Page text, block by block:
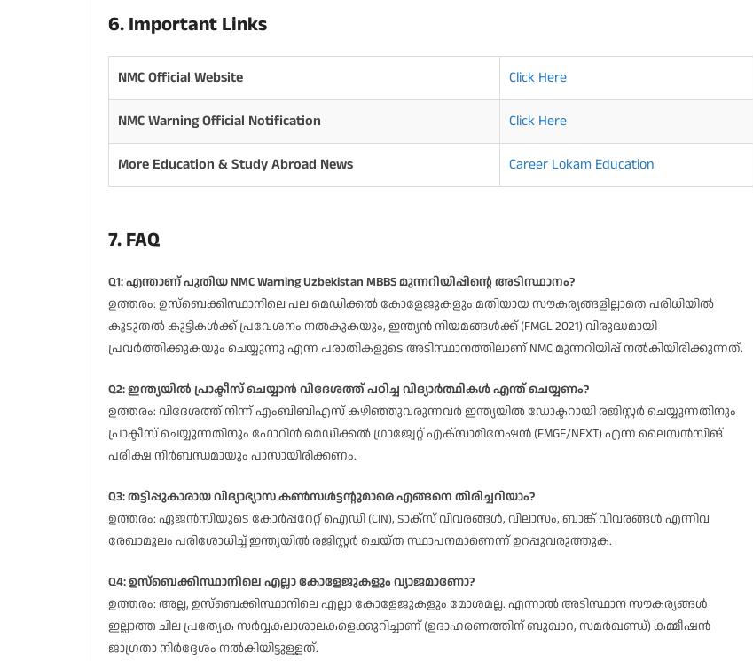
6. Important Links
NMC Official Website Click Here
NMC Warning Official Notification Click Here
More Education & Study Abroad News Career Lokam Education
7. FAQ
Q1: എന്താണ് പുതിയ NMC Warning Uzbekistan MBBS മുന്നറിയിപ്പിന്റെ അടിസ്ഥാനം?
ഉത്തരം: ഉസ്‌ബെക്കിസ്ഥാനിലെ പല മെഡിക്കൽ കോളേജുകളും മതിയായ സൗകര്യങ്ങളില്ലാതെ പരിധിയിൽ
കൂടുതൽ കുട്ടികൾക്ക് പ്രവേശനം നൽകുകയും, ഇന്ത്യൻ നിയമങ്ങൾക്ക് (FMGL 2021) വിരുദ്ധമായി
പ്രവർത്തിക്കുകയും ചെയ്യുന്നു എന്ന പരാതികളുടെ അടിസ്ഥാനത്തിലാണ് NMC മുന്നറിയിപ്പ് നൽകിയിരിക്കുന്നത്.
Q2: ഇന്ത്യയിൽ പ്രാക്ടീസ് ചെയ്യാൻ വിദേശത്ത് പഠിച്ച വിദ്യാർത്ഥികൾ എന്ത് ചെയ്യണം?
ഉത്തരം: വിദേശത്ത് നിന്ന് എംബിബിഎസ് കഴിഞ്ഞുവരുന്നവർ ഇന്ത്യയിൽ ഡോക്ടറായി രജിസ്റ്റർ ചെയ്യുന്നതിനും
പ്രാക്ടീസ് ചെയ്യുന്നതിനും ഫോറിൻ മെഡിക്കൽ ഗ്രാജ്വേറ്റ് എക്സാമിനേഷൻ (FMGE/NEXT) എന്ന ലൈസൻസിങ്
പരീക്ഷ നിർബന്ധമായും പാസായിരിക്കണം.
Q3: തട്ടിപ്പുകാരായ വിദ്യാഭ്യാസ കൺസൾട്ടന്റുമാരെ എങ്ങനെ തിരിച്ചറിയാം?
ഉത്തരം: ഏജൻസിയുടെ കോർപ്പറേറ്റ് ഐഡി (CIN), ടാക്സ് വിവരങ്ങൾ, വിലാസം, ബാങ്ക് വിവരങ്ങൾ എന്നിവ
രേഖാമൂലം പരിശോധിച്ച് ഇന്ത്യയിൽ രജിസ്റ്റർ ചെയ്ത സ്ഥാപനമാണെന്ന് ഉറപ്പുവരുത്തുക.
Q4: ഉസ്‌ബെക്കിസ്ഥാനിലെ എല്ലാ കോളേജുകളും വ്യാജമാണോ?
ഉത്തരം: അല്ല, ഉസ്‌ബെക്കിസ്ഥാനിലെ എല്ലാ കോളേജുകളും മോശമല്ല. എന്നാൽ അടിസ്ഥാന സൗകര്യങ്ങൾ
ഇല്ലാത്ത ചില പ്രത്യേക സർവ്വകലാശാലകളെക്കുറിച്ചാണ് (ഉദാഹരണത്തിന് ബുഖാറ, സമർഖണ്ഡ്) കമ്മീഷൻ
ജാഗ്രതാ നിർദ്ദേശം നൽകിയിട്ടുള്ളത്.